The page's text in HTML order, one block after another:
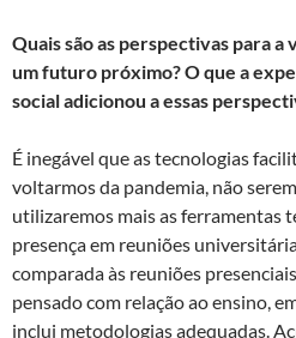
Quais são as perspectivas para
um futuro próximo? O que a
social adicionou a essas
É inegável que as tecnologias
voltarmos da pandemia, não
utilizaremos mais as ferramentas
presença em reuniões
comparada às reuniões
pensado com relação ao ensino,
inclui metodologias adequadas.